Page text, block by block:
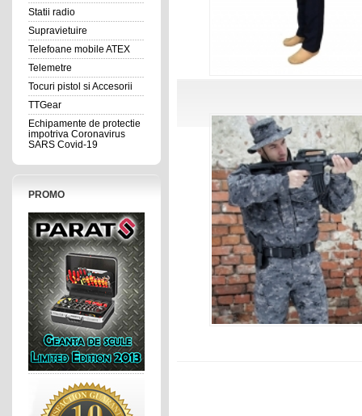
Statii radio
Supravietuire
Telefoane mobile ATEX
Telemetre
Tocuri pistol si Accesorii
TTGear
Echipamente de protectie
impotriva Coronavirus
SARS Covid-19
PROMO